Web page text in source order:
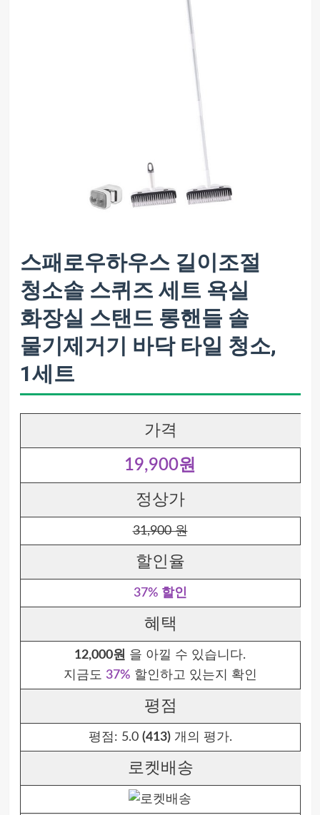
스패로우하우스 길이조절
청소솔 스퀴즈 세트 욕실
화장실 스탠드 롱핸들 솔
물기제거기 바닥 타일 청소,
1세트
가격
19,900원
정상가
31,900 원
할인율
37% 할인
혜택
12,000원 을 아낄 수 있습니다.
지금도 37% 할인하고 있는지 확인
평점
평점: 5.0 (413)개의 평가.
로켓배송